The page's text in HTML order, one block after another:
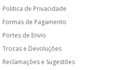
Politica de Privacidade
Formas de Pagamento
Portes de Envio
Trocas e Devoluções
Reclamações e Sugestões